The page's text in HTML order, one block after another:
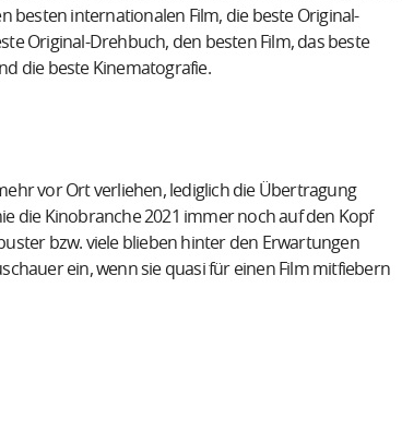
besten internationalen Film, die beste Original-
Original-Drehbuch, den besten Film, das beste
die beste Kinematografie.
vor Ort verliehen, lediglich die Übertragung
die Kinobranche 2021 immer noch auf den Kopf
bzw. viele blieben hinter den Erwartungen
ein, wenn sie quasi für einen Film mitfiebern